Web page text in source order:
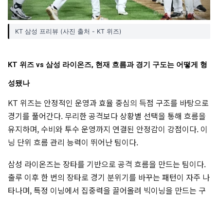
KT 삼성 프리뷰 (사진 출처 - KT 위즈)
KT 위즈 vs 삼성 라이온즈, 현재 흐름과 경기 구도는 어떻게 형
성됐나
KT 위즈는 안정적인 운영과 효율 중심의 득점 구조를 바탕으로
경기를 풀어간다. 무리한 공격보다 상황별 선택을 통해 흐름을
유지하며, 수비와 투수 운영까지 연결된 안정감이 강점이다. 이
닝 단위 흐름 관리 능력이 뛰어난 팀이다.
삼성 라이온즈는 장타를 기반으로 공격 흐름을 만드는 팀이다.
출루 이후 한 번의 장타로 경기 분위기를 바꾸는 패턴이 자주 나
타나며, 특정 이닝에서 집중력을 끌어올려 빅이닝을 만드는 구